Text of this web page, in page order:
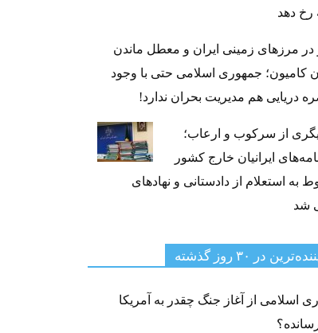
رخ دهد
در مرزهای زمینی ایران و معطل ماندن
کامیون؛ جمهوری اسلامی حتی با وجود
دریایی هم مدیریت بحران ندارد!
از سرکوب و ارعاب؛
ایرانیان خارج کشور
به استعلام از دادستانی و نهادهای
شد
در ۳۰ روز گذشته
اسلامی از آغاز جنگ چقدر به آمریکا